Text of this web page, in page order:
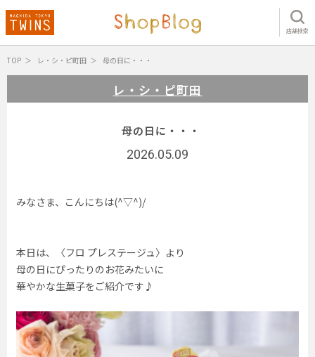
店舗検索
TOP レ・シ・ピ町田 母の日に・・・
レ・シ・ピ町田
母の日に・・・
2026.05.09
みなさま、こんにちは(^▽^)/
本日は、〈フロ プレステージュ〉より
母の日にぴったりのお花みたいに
華やかな生菓子をご紹介です♪